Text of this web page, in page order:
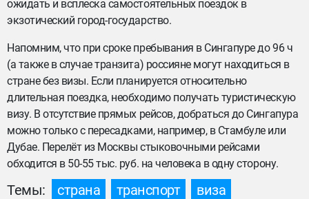
ожидать и всплеска самостоятельных поездок в
экзотический город-государство.
Напомним, что при сроке пребывания в Сингапуре до 96 ч
(а также в случае транзита) россияне могут находиться в
стране без визы. Если планируется относительно
длительная поездка, необходимо получать туристическую
визу. В отсутствие прямых рейсов, добраться до Сингапура
можно только с пересадками, например, в Стамбуле или
Дубае. Перелёт из Москвы стыковочными рейсами
обходится в 50-55 тыс. руб. на человека в одну сторону.
Темы: страна транспорт
виза